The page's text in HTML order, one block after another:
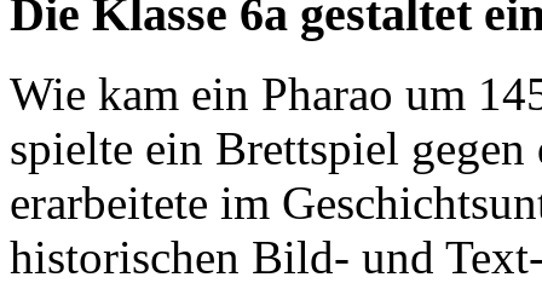
Die Klasse 6a gestaltet
Wie kam ein Pharao um
spielte ein Brettspiel
erarbeitete im
historischen Bild- und